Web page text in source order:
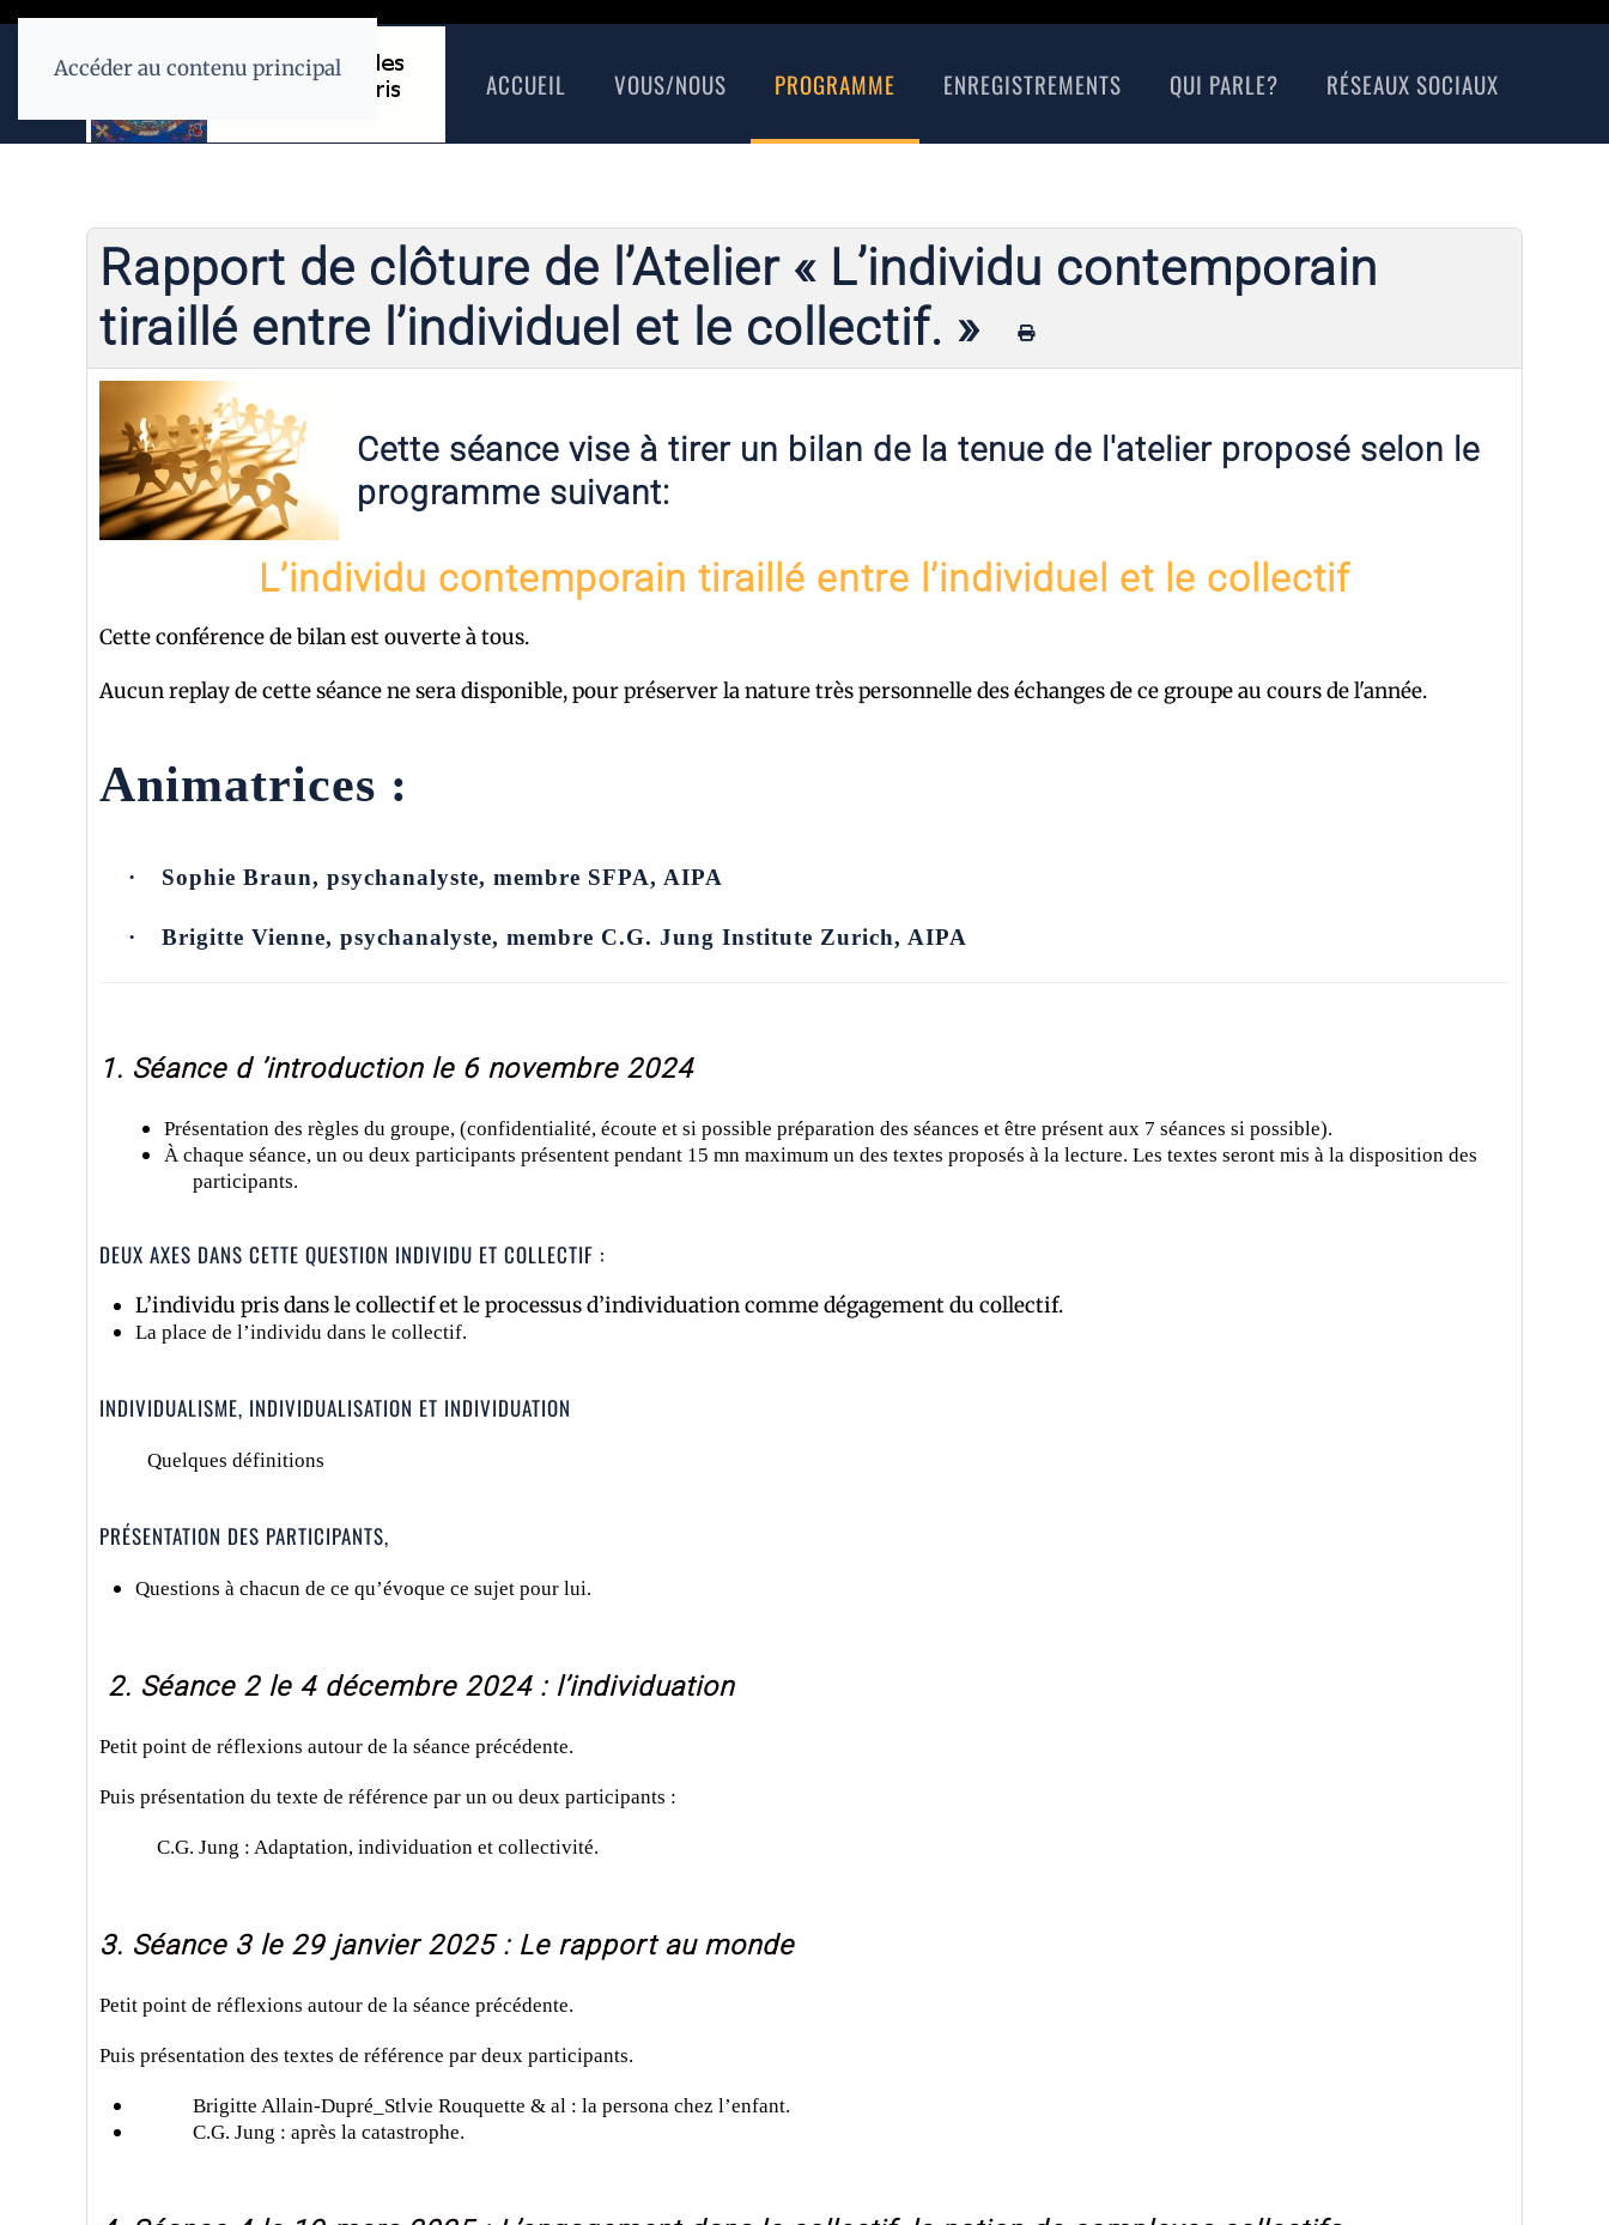
Accéder au contenu principal ACCUEIL VOUS/NOUS PROGRAMME ENREGISTREMENTS QUI PARLE? RÉSEAUX SOCIAUX
Rapport de clôture de l’Atelier « L’individu contemporain
tiraillé entre l’individuel et le collectif. »
Cette séance vise à tirer un bilan de la tenue de l'atelier proposé selon le
programme suivant:
L’individu contemporain tiraillé entre l’individuel et le collectif
Cette conférence de bilan est ouverte à tous.
Aucun replay de cette séance ne sera disponible, pour préserver la nature très personnelle des échanges de ce groupe au cours de l'année.
Animatrices :
· Sophie Braun, psychanalyste, membre SFPA, AIPA
· Brigitte Vienne, psychanalyste, membre C.G. Jung Institute Zurich, AIPA
1. Séance d ’introduction le 6 novembre 2024
Présentation des règles du groupe, (confidentialité, écoute et si possible préparation des séances et être présent aux 7 séances si possible).
À chaque séance, un ou deux participants présentent pendant 15 mn maximum un des textes proposés à la lecture. Les textes seront mis à la disposition des
participants.
DEUX AXES DANS CETTE QUESTION INDIVIDU ET COLLECTIF :
L’individu pris dans le collectif et le processus d’individuation comme dégagement du collectif.
La place de l’individu dans le collectif.
INDIVIDUALISME, INDIVIDUALISATION ET INDIVIDUATION
Quelques définitions
PRÉSENTATION DES PARTICIPANTS,
Questions à chacun de ce qu’évoque ce sujet pour lui.
2. Séance 2 le 4 décembre 2024 : l’individuation
Petit point de réflexions autour de la séance précédente.
Puis présentation du texte de référence par un ou deux participants :
C.G. Jung : Adaptation, individuation et collectivité.
3. Séance 3 le 29 janvier 2025 : Le rapport au monde
Petit point de réflexions autour de la séance précédente.
Puis présentation des textes de référence par deux participants.
Brigitte Allain-Dupré_Stlvie Rouquette & al : la persona chez l’enfant.
C.G. Jung : après la catastrophe.